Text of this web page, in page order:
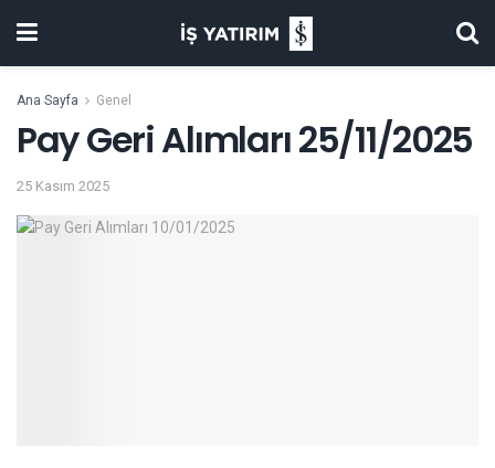
Ana Sayfa Genel
Pay Geri Alımları 25/11/2025
25 Kasım 2025